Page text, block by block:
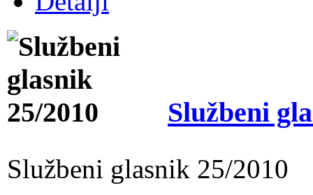
Službeni
Službeni glasnik 25/2010